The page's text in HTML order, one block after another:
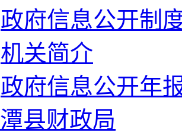
政府信息公开制
机关简介
政府信息公开年
县财政局